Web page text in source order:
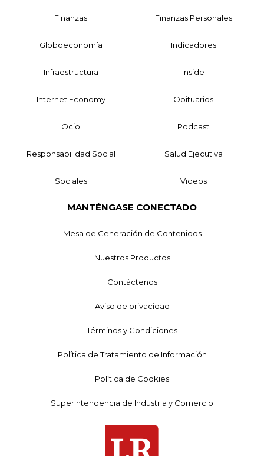
Finanzas Finanzas Personales
Globoeconomía Indicadores
Infraestructura Inside
Internet Economy Obituarios
Ocio Podcast
Responsabilidad Social Salud Ejecutiva
Sociales Videos
MANTÉNGASE CONECTADO
Mesa de Generación de Contenidos
Nuestros Productos
Contáctenos
Aviso de privacidad
Términos y Condiciones
Política de Tratamiento de Información
Política de Cookies
Superintendencia de Industria y Comercio